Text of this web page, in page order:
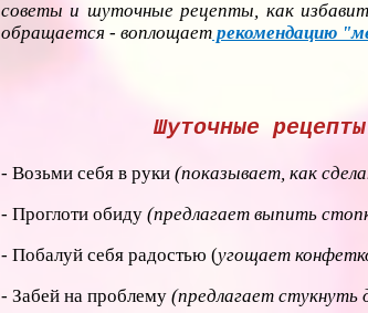
советы и шуточные рецепты, как
обращается - воплощает рекомендацию
Шуточные
- Возьми себя в руки (показывает, как
- Проглоти обиду (предлагает выпить
- Побалуй себя радостью (угощает
- Забей на проблему (предлагает